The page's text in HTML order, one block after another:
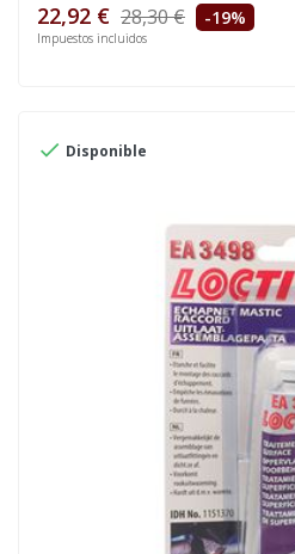
22,92 € 28,30 € -19%
Impuestos incluidos
 Disponible